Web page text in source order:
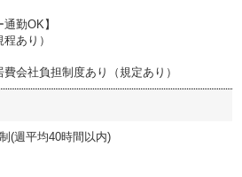
勤OK】
あり）
会社負担制度あり（規定あり）
(週平均40時間以内)